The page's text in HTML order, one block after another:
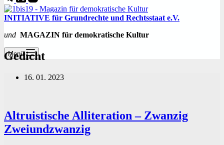
INITIATIVE für Grundrechte und Rechtsstaat e.V.
und MAGAZIN für demokratische Kultur
Menü
Gedicht
16. 01. 2023
Altruistische Alliteration – Zwanzig
Zweiundzwanzig